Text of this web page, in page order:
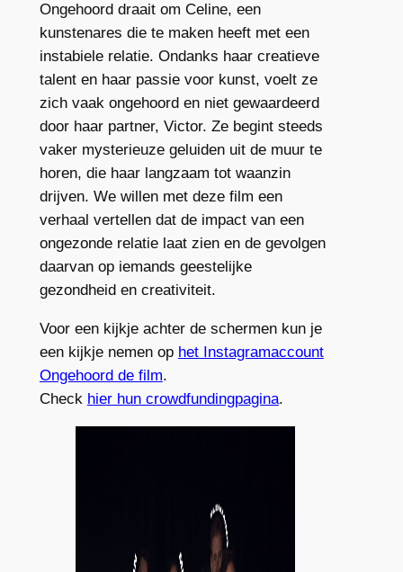
Ongehoord draait om Celine, een
kunstenares die te maken heeft met een
instabiele relatie. Ondanks haar creatieve
talent en haar passie voor kunst, voelt ze
zich vaak ongehoord en niet gewaardeerd
door haar partner, Victor. Ze begint steeds
vaker mysterieuze geluiden uit de muur te
horen, die haar langzaam tot waanzin
drijven. We willen met deze film een
verhaal vertellen dat de impact van een
ongezonde relatie laat zien en de gevolgen
daarvan op iemands geestelijke
gezondheid en creativiteit.
Voor een kijkje achter de schermen kun je
een kijkje nemen op het Instagramaccount
Ongehoord de film.
Check hier hun crowdfundingpagina.